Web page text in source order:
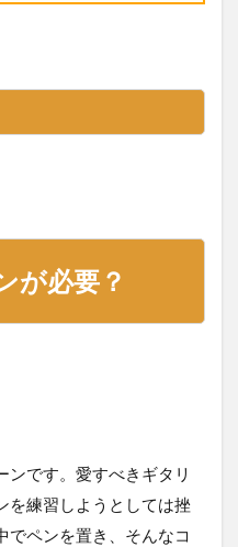
が必要？
ンです。愛すべきギタリ
を練習しようとしては挫
でペンを置き、そんなコ